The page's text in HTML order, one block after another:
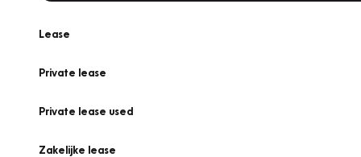
Lease
Private lease
Private lease used
Zakelijke lease